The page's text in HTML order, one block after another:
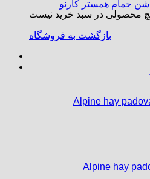
بازگشت به فروشگاه